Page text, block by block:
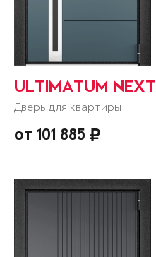
ULTIMATUM NEXT
Дверь для квартиры
от 101 885